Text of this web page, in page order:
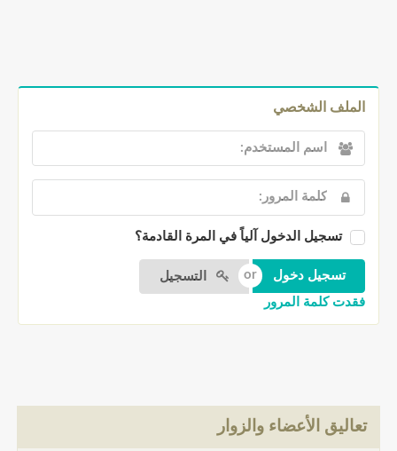
الملف الشخصي
تسجيل الدخول آلياً في المرة القادمة؟
التسجيل
فقدت كلمة المرور
تعاليق الأعضاء والزوار